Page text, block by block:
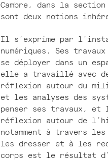
Cambre, dans la
sont deux notions
Il s’exprime par
numériques. Ses
se déployer dans un
elle a travaillé avec
réflexion autour du
et les analyses des
penser ses travaux, et
réflexion autour de
notamment à travers
les dresser et à les
corps est le résultat